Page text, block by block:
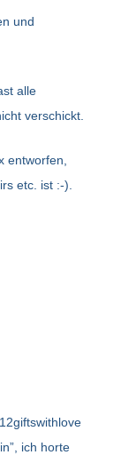
und
alle
verschickt.
entworfen,
etc. ist :-).
ich horte